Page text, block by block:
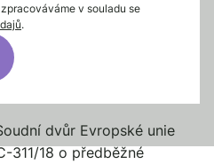
v souladu se
.
dvůr Evropské unie
311/18 o předběžné